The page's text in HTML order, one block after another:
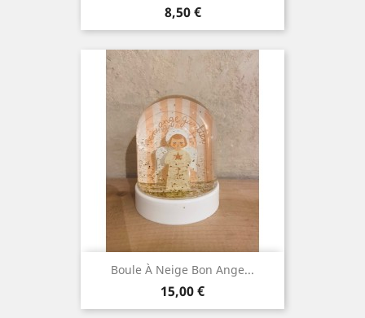
Prix
8,50 €
Boule À Neige Bon Ange...
Prix
15,00 €